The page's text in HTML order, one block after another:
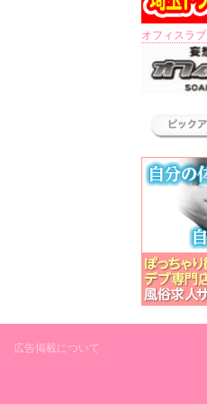
オフィスラブ
広告掲載について